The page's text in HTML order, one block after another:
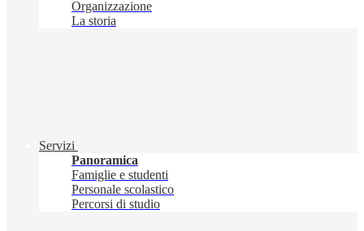
Organizzazione
La storia
Servizi
Panoramica
Famiglie e studenti
Personale scolastico
Percorsi di studio